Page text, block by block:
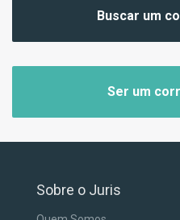
Buscar um
Ser um
Sobre o Juris